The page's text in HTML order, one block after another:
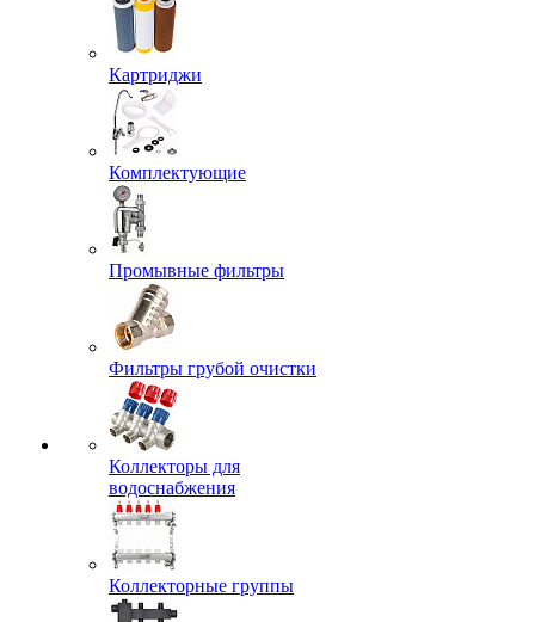
Картриджи
Комплектующие
Промывные фильтры
Фильтры грубой очистки
Коллекторы для
водоснабжения
Коллекторные группы